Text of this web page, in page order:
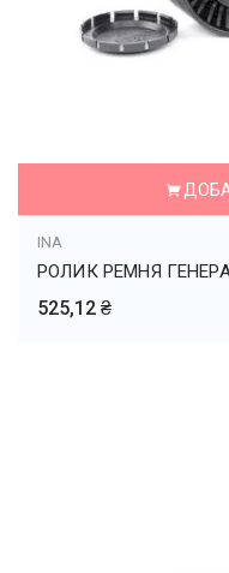
INA
РОЛИК РЕМНЯ
525,12 ₴